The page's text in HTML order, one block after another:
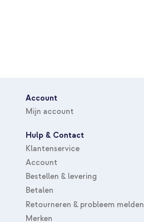
Account
Mijn account
Hulp & Contact
Klantenservice
Account
Bestellen & levering
Betalen
Retourneren & probleem melden
Merken